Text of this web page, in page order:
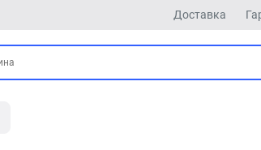
Доставка